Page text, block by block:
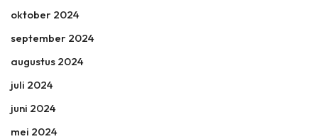
oktober 2024
september 2024
augustus 2024
juli 2024
juni 2024
mei 2024